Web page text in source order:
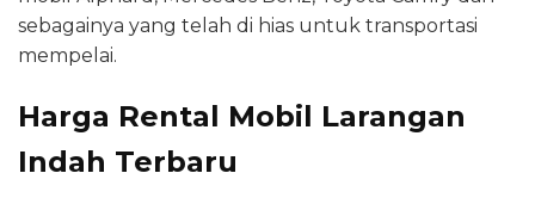
sebagainya yang telah di hias untuk transportasi
mempelai.
Harga Rental Mobil Larangan
Indah Terbaru